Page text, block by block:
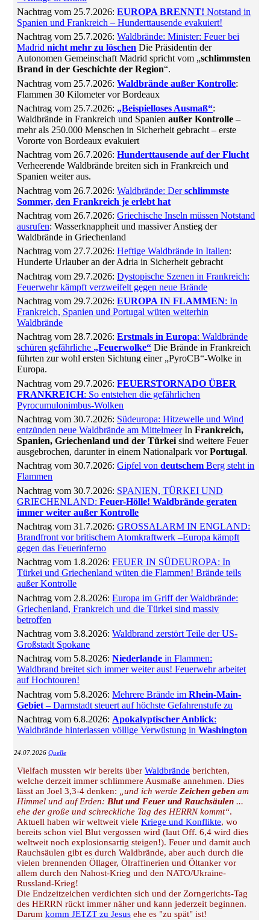
Nachtrag vom 25.7.2026:EUROPA BRENNT! Notstand in
Spanien und Frankreich – Hunderttausende evakuiert!
Nachtrag vom 25.7.2026:Waldbrände: Minister: Feuer bei
Madridnicht mehr zu löschen Die Präsidentin der
Autonomen Gemeinschaft Madrid spricht vom „schlimmsten
Brand in der Geschichte der Region“.
Nachtrag vom 25.7.2026:Waldbrände außer Kontrolle:
Flammen 30 Kilometer vor Bordeaux
Nachtrag vom 25.7.2026: „Beispielloses Ausmaß“:
Waldbrände in Frankreich und Spanienaußer Kontrolle –
mehr als 250.000 Menschen in Sicherheit gebracht – erste
Vororte von Bordeaux evakuiert
Nachtrag vom 26.7.2026:Hunderttausende auf der Flucht
Verheerende Waldbrände breiten sich in Frankreich und
Spanien weiter aus.
Nachtrag vom 26.7.2026:Waldbrände: Derschlimmste
Sommer, den Frankreich je erlebt hat
Nachtrag vom 26.7.2026:Griechische Inseln müssen Notstand
ausrufen: Wasserknappheit und massiver Anstieg der
Waldbrände in Griechenland
Nachtrag vom 27.7.2026:Heftige Waldbrände in Italien:
Hunderte Urlauber an der Adria in Sicherheit gebracht
Nachtrag vom 29.7.2026:Dystopische Szenen in Frankreich:
Feuerwehr kämpft verzweifelt gegen neue Brände
Nachtrag vom 29.7.2026:EUROPA IN FLAMMEN: In
Frankreich, Spanien und Portugal wüten weiterhin
Waldbrände
Nachtrag vom 28.7.2026:Erstmals in Europa: Waldbrände
schüren gefährliche „Feuerwolke“ Die Brände in Frankreich
führten zur wohl ersten Sichtung einer „PyroCB“-Wolke in
Europa.
Nachtrag vom 29.7.2026:FEUERSTORNADO ÜBER
FRANKREICH: So entstehen die gefährlichen
Pyrocumulonimbus-Wolken
Nachtrag vom 30.7.2026: Südeuropa: Hitzewelle und Wind
entzünden neue Waldbrände am MittelmeerInFrankreich,
Spanien, Griechenland und der Türkei sind weitere Feuer
ausgebrochen, darunter in einem Nationalpark vorPortugal.
Nachtrag vom 30.7.2026:Gipfel vondeutschem Berg steht in
Flammen
Nachtrag vom 30.7.2026: SPANIEN, TÜRKEI UND
GRIECHENLAND:Feuer-Hölle! Waldbrände geraten
immer weiter außer Kontrolle
Nachtrag vom 31.7.2026:GROSSALARM IN ENGLAND:
Brandfront vor britischem Atomkraftwerk –Europa kämpft
gegen das Feuerinferno
Nachtrag vom 1.8.2026:FEUER IN SÜDEUROPA: In
Türkei und Griechenland wüten die Flammen! Brände teils
außer Kontrolle
Nachtrag vom 2.8.2026:Europa im Griff der Waldbrände:
Griechenland, Frankreich und die Türkei sind massiv
betroffen
Nachtrag vom 3.8.2026:Waldbrand zerstört Teile der US-
Großstadt Spokane
Nachtrag vom 5.8.2026:Niederlande in Flammen:
Waldbrand breitet sich immer weiter aus! Feuerwehr arbeitet
auf Hochtouren!
Nachtrag vom 5.8.2026:Mehrere Brände imRhein-Main-
Gebiet – Darmstadt steuert auf höchste Gefahrenstufe zu
Nachtrag vom 6.8.2026: Apokalyptischer Anblick:
Waldbrände hinterlassen völlige Verwüstung inWashington
24.07.2026 Quelle
Vielfach mussten wir bereits über Waldbrände berichten,
welche derzeit immer schlimmere Ausmaße annehmen. Dies
lässt an Joel 3,3-4 denken:
„und ich werde Zeichen geben am
Himmel und auf Erden: Blut und Feuer und Rauchsäulen ...
ehe der große und schreckliche Tag des HERRN kommt“.
Aktuell haben wir weltweit viele Kriege und Konflikte, wo
bereits schon viel Blut vergossen wird (laut Off. 6,4 wird dies
weltweit noch explosionsartig steigen!). Feuer und damit auch
Rauchsäulen gibt es durch Waldbrände, aber auch durch die
vielen brennenden Öllager, Ölraffinerien und Öltanker vor
allem durch den Nahost-Krieg und den NATO/Ukraine-
Russland-Krieg!
Die Endzeitzeichen verdichten sich und der Zorngerichts-Tag
des HERRN rückt immer näher und kann jederzeit beginnen.
Darum komm JETZT zu Jesus ehe es "zu spät" ist!